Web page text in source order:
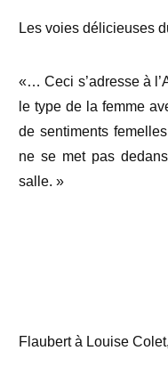
Les voies délicieuses
«… Ceci s’adresse à
le type de la femme
de sentiments
ne se met pas
salle. »
Flaubert à Louise